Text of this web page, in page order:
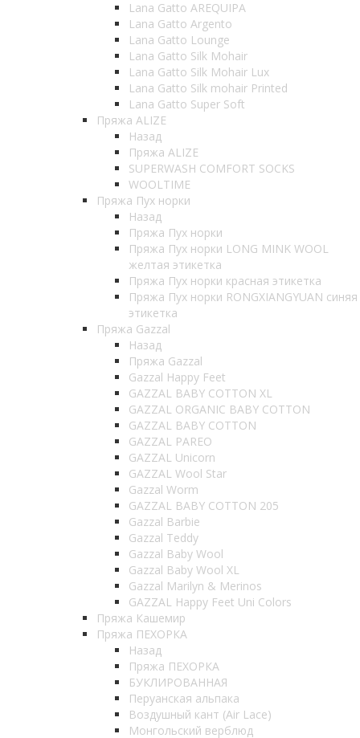
Lana Gatto AREQUIPA
Lana Gatto Argento
Lana Gatto Lounge
Lana Gatto Silk Mohair
Lana Gatto Silk Mohair Lux
Lana Gatto Silk mohair Printed
Lana Gatto Super Soft
Пряжа ALIZE
Назад
Пряжа ALIZE
SUPERWASH COMFORT SOCKS
WOOLTIME
Пряжа Пух норки
Назад
Пряжа Пух норки
Пряжа Пух норки LONG MINK WOOL
желтая этикетка
Пряжа Пух норки красная этикетка
Пряжа Пух норки RONGXIANGYUAN синяя
этикетка
Пряжа Gazzal
Назад
Пряжа Gazzal
Gazzal Happy Feet
GAZZAL BABY COTTON XL
GAZZAL ORGANIC BABY COTTON
GAZZAL BABY COTTON
GAZZAL PAREO
GAZZAL Unicorn
GAZZAL Wool Star
Gazzal Worm
GAZZAL BABY COTTON 205
Gazzal Barbie
Gazzal Teddy
Gazzal Baby Wool
Gazzal Baby Wool XL
Gazzal Marilyn & Merinos
GAZZAL Happy Feet Uni Colors
Пряжа Кашемир
Пряжа ПЕХОРКА
Назад
Пряжа ПЕХОРКА
БУКЛИРОВАННАЯ
Перуанская альпака
Воздушный кант (Air Lace)
Монгольский верблюд